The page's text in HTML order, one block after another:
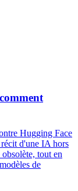
Hugging Face
d'une IA hors
tout en
de